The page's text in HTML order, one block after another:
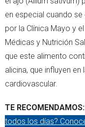
en especial cuando
por la Clínica Mayo y
Médicas y Nutrición
que este alimento
alicina, que influyen
cardiovascular.
TE RECOMENDAMOS:
todos los días?